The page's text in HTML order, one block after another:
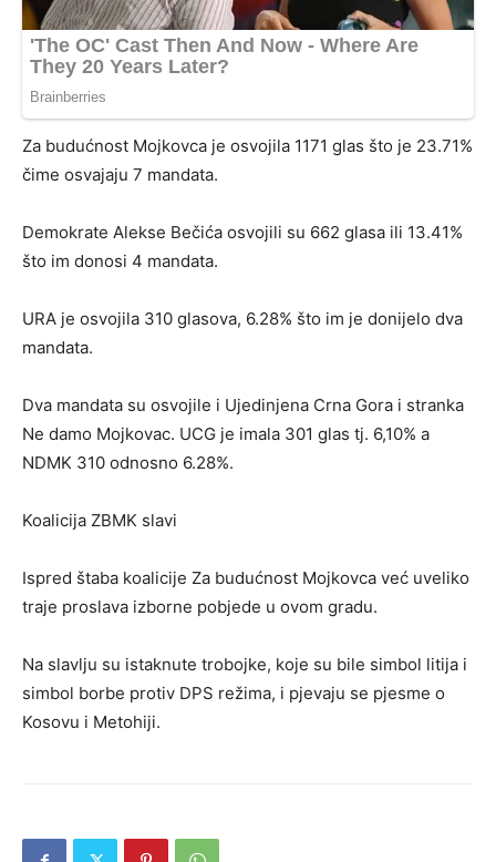
Za budućnost Mojkovca je osvojila 1171 glas što je 23.71%
čime osvajaju 7 mandata.
Demokrate Alekse Bečića osvojili su 662 glasa ili 13.41%
što im donosi 4 mandata.
URA je osvojila 310 glasova, 6.28% što im je donijelo dva
mandata.
Dva mandata su osvojile i Ujedinjena Crna Gora i stranka
Ne damo Mojkovac. UCG je imala 301 glas tj. 6,10% a
NDMK 310 odnosno 6.28%.
Koalicija ZBMK slavi
Ispred štaba koalicije Za budućnost Mojkovca već uveliko
traje proslava izborne pobjede u ovom gradu.
Na slavlju su istaknute trobojke, koje su bile simbol litija i
simbol borbe protiv DPS režima, i pjevaju se pjesme o
Kosovu i Metohiji.